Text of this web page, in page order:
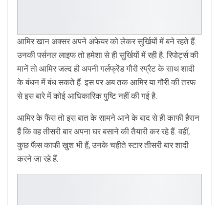
आमिर खान अक्सर अपने अफेयर को लेकर सु्र्खियों में बने रहते हैं.
उनकी पर्सनल लाइफ तो हमेशा से ही सुर्खियों में रही है. रिपोर्ट्स की
मानें तो आमिर जल्द ही अपनी गर्लफ्रेंड गौरी स्प्रैट के साथ शादी
के बंधन में बंध सकते हैं. इस पर अब तक आमिर या गौरी की तरफ
से इस बारे में कोई आधिकारिक पुष्टि नहीं की गई है.
आमिर के फैंस तो इस बात के सामने आने के बाद से ही काफी हैरान
हैं कि वह तीसरी बार अपना घर बसाने की तैयारी कर रहे हैं. वहीं,
कुछ फैंस काफी खुश भी हैं, उनके चहीते स्टार तीसरी बार शादी
करने जा रहे हैं.